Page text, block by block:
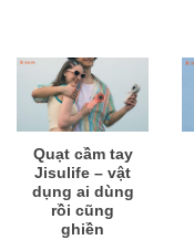
Quạt cầm tay
Jisulife – vật
dụng ai dùng
rồi cũng
ghiền